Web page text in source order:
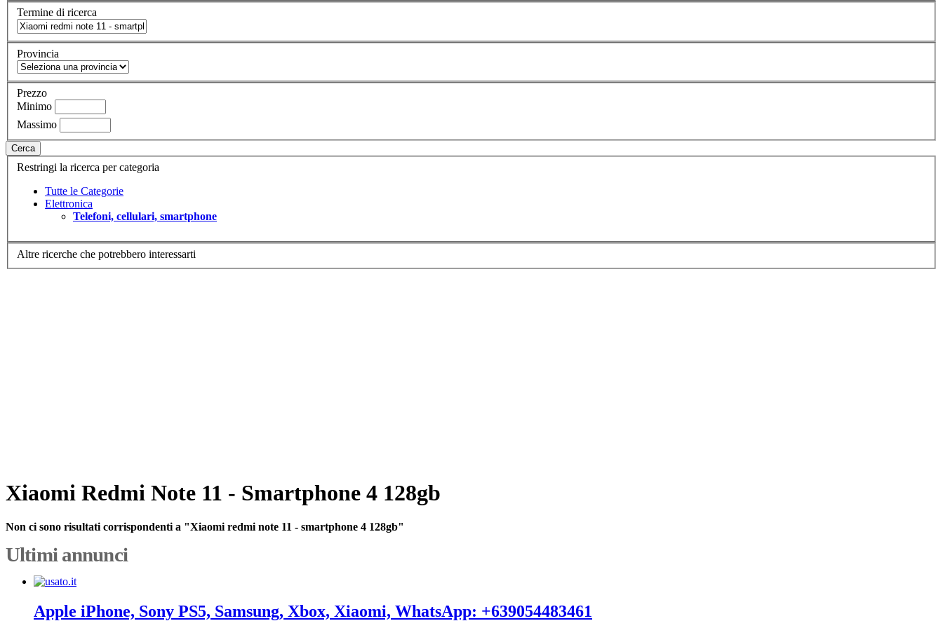
Termine di ricerca
Provincia
Prezzo
Minimo
Massimo
Cerca
Restringi la ricerca per categoria
Tutte le Categorie
Elettronica
Telefoni, cellulari, smartphone
Altre ricerche che potrebbero interessarti
Xiaomi Redmi Note 11 - Smartphone 4 128gb
Non ci sono risultati corrispondenti a "Xiaomi redmi note 11 - smartphone 4 128gb"
Ultimi annunci
Apple iPhone, Sony PS5, Samsung, Xbox, Xiaomi, WhatsApp: +639054483461